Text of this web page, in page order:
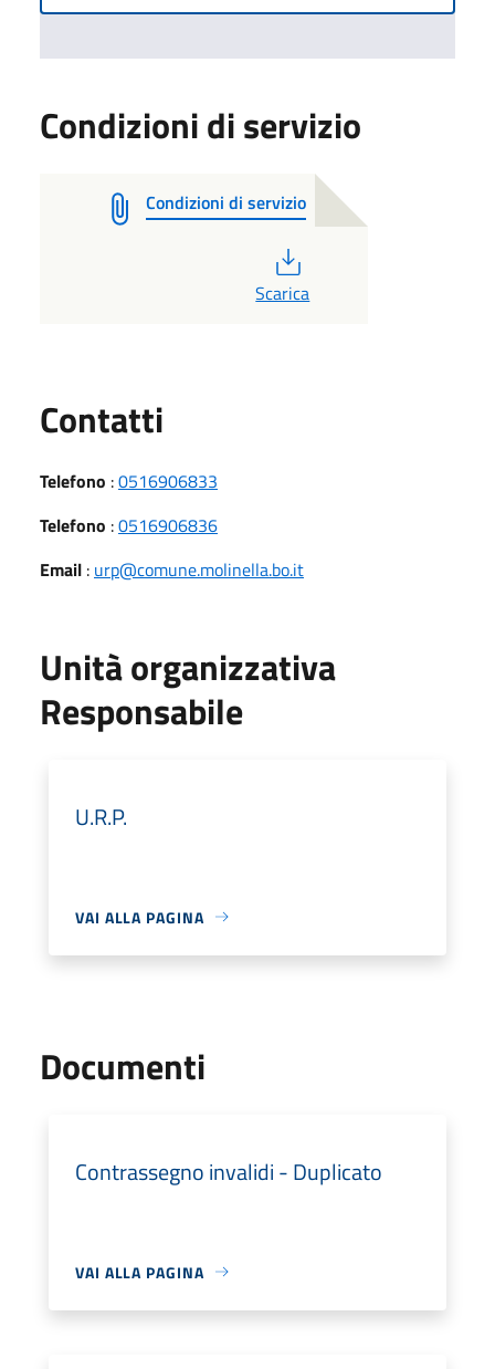
Condizioni di servizio
Condizioni di servizio
Scarica
Contatti
Telefono :0516906833
Telefono :0516906836
Email : urp@comune.molinella.bo.it
Unità organizzativa
Responsabile
U.R.P.
VAI ALLA PAGINA
Documenti
Contrassegno invalidi - Duplicato
VAI ALLA PAGINA